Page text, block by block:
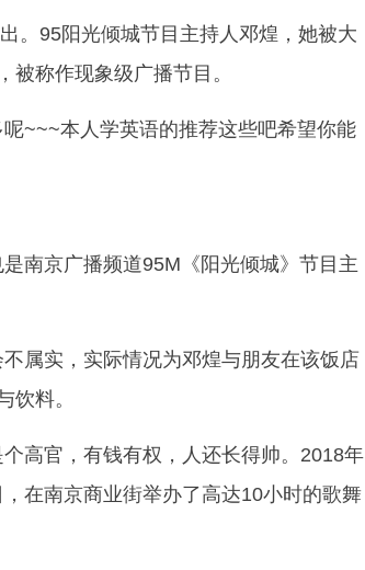
。95阳光倾城节目主持人邓煌，她被大
称作现象级广播节目。
~~~本人学英语的推荐这些吧希望你能
南京广播频道95M《阳光倾城》节目主
属实，实际情况为邓煌与朋友在该饭店
饮料。
高官，有钱有权，人还长得帅。2018年
在南京商业街举办了高达10小时的歌舞